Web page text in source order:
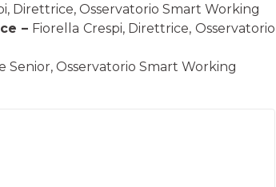
Direttrice, Osservatorio Smart Working
– Fiorella Crespi, Direttrice, Osservatorio
Senior, Osservatorio Smart Working